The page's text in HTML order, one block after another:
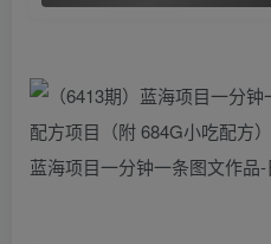
蓝海项目一分钟一条图文作品